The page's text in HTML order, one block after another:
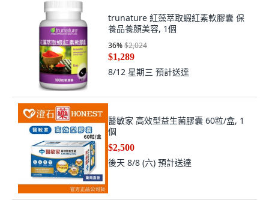
trunature 紅藻萃取蝦紅素軟膠囊 保
養品養顏美容, 1個
36%$2,024
$1,289
8/12 星期三 預計送達
醫敏家 高效型益生菌膠囊 60粒/盒, 1
個
$2,500
後天 8/8 (六) 預計送達